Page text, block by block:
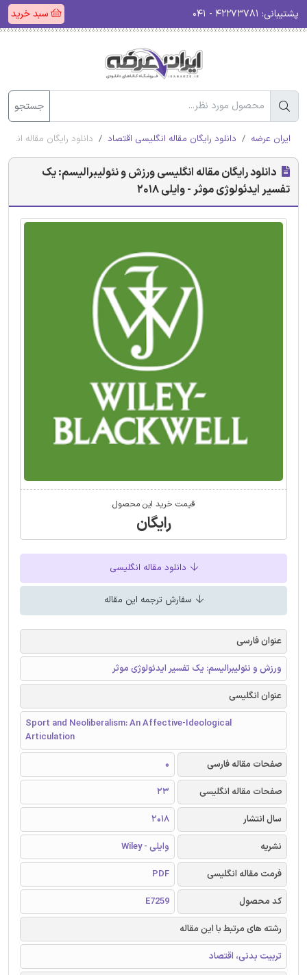
پشتیبانی: سبد خرید
جستجو
ایران عرضه دانلود رایگان مقاله انگلیسی اقتصاد دانلود رایگان مقاله
دانلود رایگان مقاله انگلیسی ورزش و نئولیبرالیسم: یک
تفسیر ایدئولوژی موثر - وایلی 2018
قیمت خرید این محصول
رایگان
دانلود مقاله انگلیسی
سفارش ترجمه این مقاله
عنوان فارسی
ورزش و نئولیبرالیسم: یک تفسیر ایدئولوژی موثر
عنوان انگلیسی
Sport and Neoliberalism: An Affective-Ideological
Articulation
صفحات مقاله فارسی
0
صفحات مقاله انگلیسی
23
سال انتشار
2018
نشریه
وایلی - Wiley
فرمت مقاله انگلیسی
PDF
کد محصول
E7259
رشته های مرتبط با این مقاله
تربیت بدنی، اقتصاد